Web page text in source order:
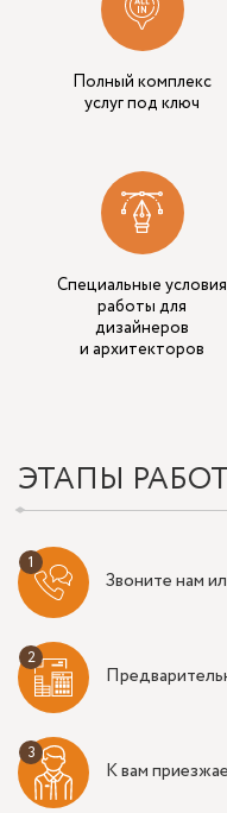
Полный комплекс
услуг под ключ
Специальные условия
работы для
дизайнеров
и архитекторов
ЭТАПЫ
Звоните нам
К вам